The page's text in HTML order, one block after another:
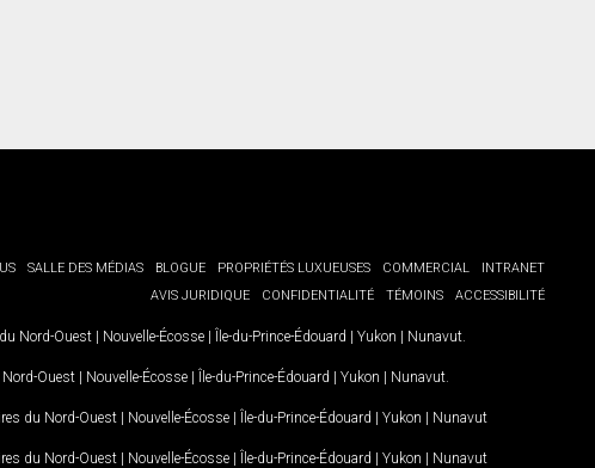
SALLE DES MÉDIAS BLOGUE PROPRIÉTÉS LUXUEUSES COMMERCIAL
INTRANET
AVIS JURIDIQUE
CONFIDENTIALITÉ TÉMOINS ACCESSIBILITÉ
Nord-Ouest | Nouvelle-Écosse | Île-du-Prince-Édouard | Yukon | Nunavut
Ouest | Nouvelle-Écosse | Île-du-Prince-Édouard | Yukon | Nunavut
du Nord-Ouest | Nouvelle-Écosse | Île-du-Prince-Édouard | Yukon | Nunavut
du Nord-Ouest | Nouvelle-Écosse | Île-du-Prince-Édouard | Yukon | Nunavut